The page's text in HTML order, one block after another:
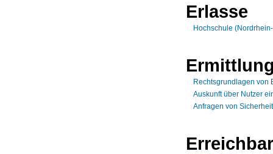
Erlasse
Hochschule
Rechtsgrundlagen von
Auskunft über Nutzer
Anfragen von